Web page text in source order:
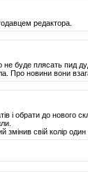
редактора.
буде плясать пид
Про новини вони
і обрати до нового
змінив свій колір